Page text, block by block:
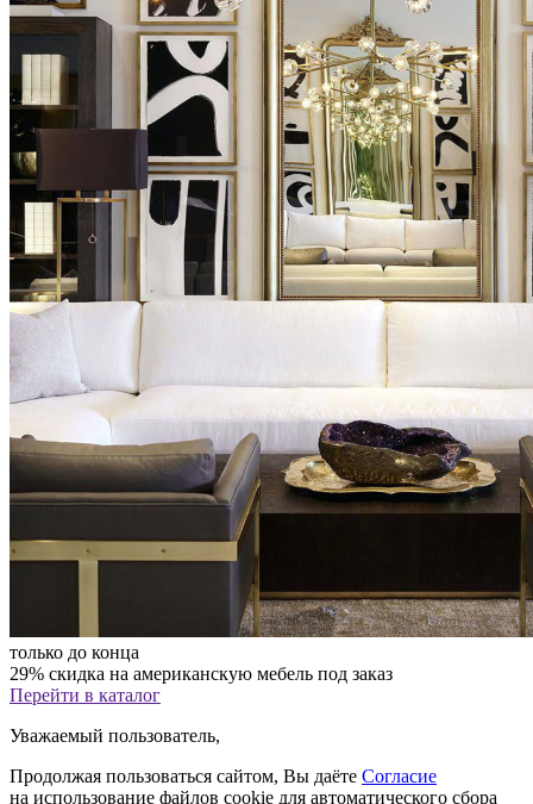
только до конца
29% скидка на американскую мебель под заказ
Перейти в каталог
Уважаемый пользователь,
Продолжая пользоваться сайтом, Вы даёте Согласие
на использование файлов cookie для автоматического сбора